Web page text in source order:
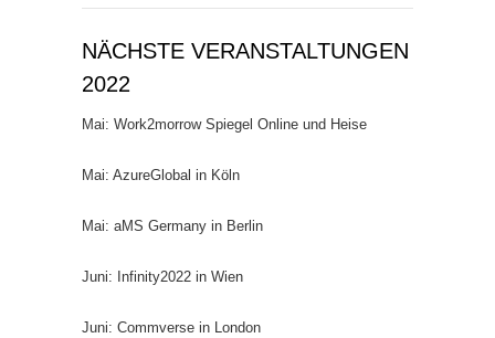
NÄCHSTE VERANSTALTUNGEN
2022
Mai: Work2morrow Spiegel Online und Heise
Mai: AzureGlobal in Köln
Mai: aMS Germany in Berlin
Juni: Infinity2022 in Wien
Juni: Commverse in London